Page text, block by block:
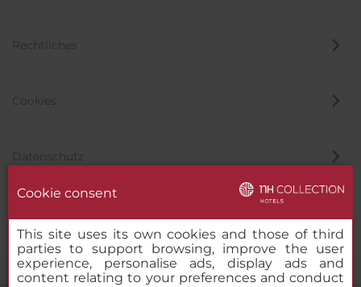
Rechtliches
Cookies
Datenschutz
Cookie consent
This site uses its own cookies and those of third
parties to support browsing, improve the user
experience, personalise ads, display ads and
content relating to your preferences and conduct